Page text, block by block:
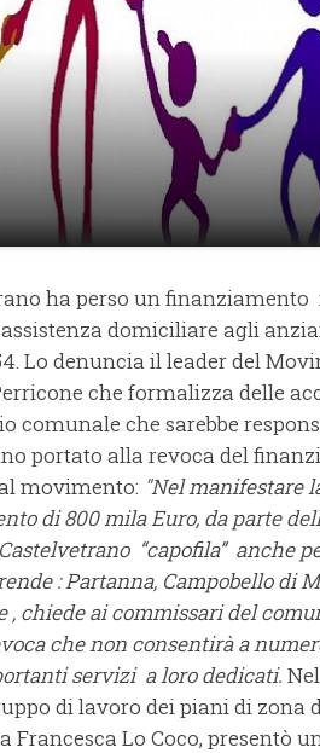
ha perso un
domiciliare agli
Lo denuncia il leader del
che formalizza delle
che sarebbe
portato alla revoca del
movimento: "Nel manifestare
di 800 mila Euro, da parte
“capofila” anche
: Partanna, Campobello di
, chiede ai commissari del
che non consentirà a
servizi a loro dedicati.
di lavoro dei piani di zona
Francesca Lo Coco, presentò